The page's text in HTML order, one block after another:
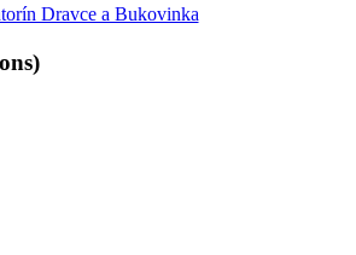
Dravce a Bukovinka